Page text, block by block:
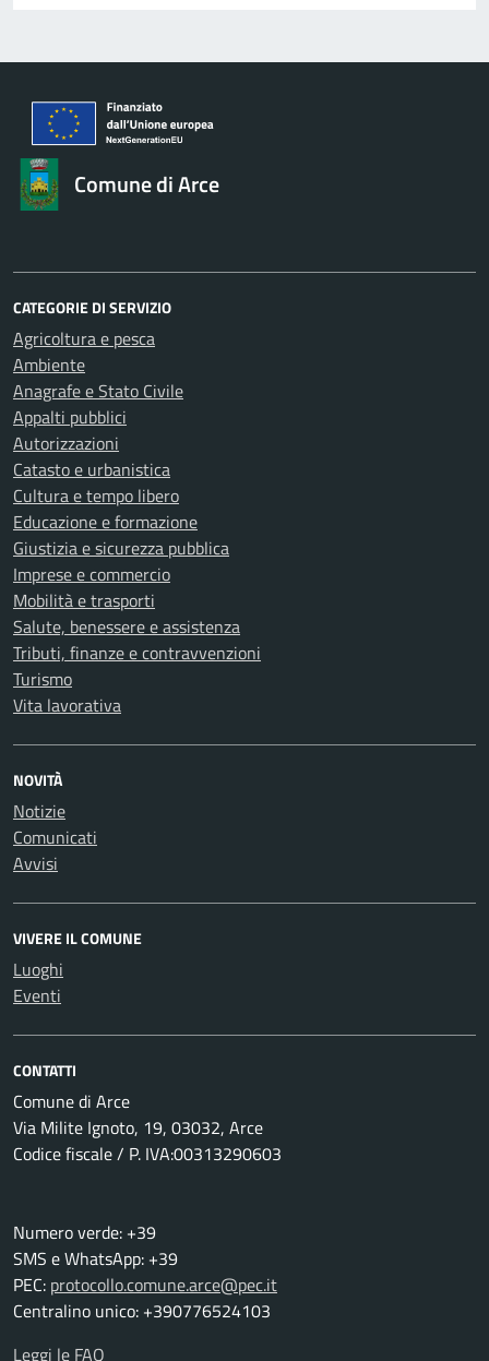
Comune di Arce
CATEGORIE DI SERVIZIO
Agricoltura e pesca
Ambiente
Anagrafe e Stato Civile
Appalti pubblici
Autorizzazioni
Catasto e urbanistica
Cultura e tempo libero
Educazione e formazione
Giustizia e sicurezza pubblica
Imprese e commercio
Mobilità e trasporti
Salute, benessere e assistenza
Tributi, finanze e contravvenzioni
Turismo
Vita lavorativa
NOVITÀ
Notizie
Comunicati
Avvisi
VIVERE IL COMUNE
Luoghi
Eventi
CONTATTI
Comune di Arce
Via Milite Ignoto, 19, 03032, Arce
Codice fiscale / P. IVA:00313290603
Numero verde: +39
SMS e WhatsApp: +39
PEC: protocollo.comune.arce@pec.it
Centralino unico: +390776524103
Leggi le FAQ